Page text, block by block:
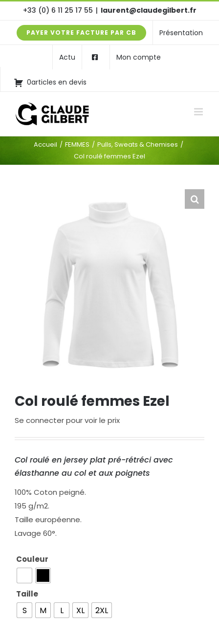
contenu
+33 (0) 6 11 25 17 55 | laurent@claudegilbert.fr
PAYER VOTRE FACTURE PAR CB Présentation
Actu
0articles en devis
Mon compte
Accueil FEMMES
Pulls, Sweats & Chemises
Col roulé femmes Ezel
Col roulé femmes Ezel
Se connecter pour voir le prix
Col roulé en jersey plat pré-rétréci avec
élasthanne au col et aux poignets
100% Coton peigné.
195 g/m2.
Taille européenne.
Lavage 60°.
Couleur
Taille
S M L XL 2XL